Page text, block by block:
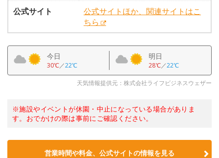
公式サイト
公式サイトほか、関連サイトはこ
ちら
今日
30℃／22℃
明日
28℃／22℃
天気情報提供元：株式会社ライフビジネスウェザー
※施設やイベントが休園・中止になっている場合がありま
す。おでかけの際は事前にご確認ください。
営業時間や料金、公式サイトの情報を見る